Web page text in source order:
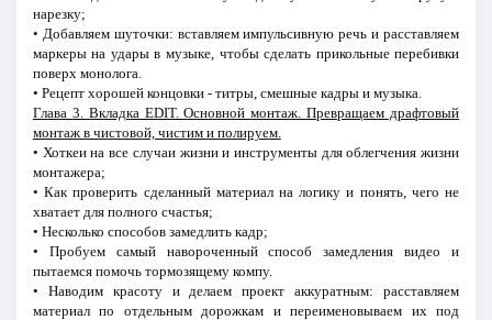
нарезку;
• Добавляем шуточки: вставляем импульсивную речь и расставляем
маркеры на удары в музыке, чтобы сделать прикольные перебивки
поверх монолога.
• Рецепт хорошей концовки - титры, смешные кадры и музыка.
Глава 3. Вкладка EDIT. Основной монтаж. Превращаем драфтовый
монтаж в чистовой, чистим и полируем.
• Хоткеи на все случаи жизни и инструменты для облегчения жизни
монтажера;
• Как проверить сделанный материал на логику и понять, чего не
хватает для полного счастья;
• Несколько способов замедлить кадр;
• Пробуем самый навороченный способ замедления видео и
пытаемся помочь тормозящему компу.
• Наводим красоту и делаем проект аккуратным: расставляем
материал по отдельным дорожкам и переименовываем их под